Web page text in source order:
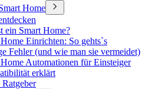
Home
ein Smart Home?
Einrichten: So gehts`s
Fehler (und wie man sie vermeidet)
Automationen für Einsteiger
erklärt